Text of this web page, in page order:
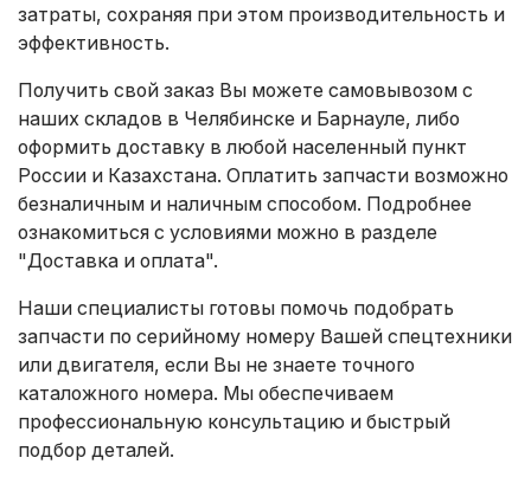
затраты, сохраняя при этом производительность и
эффективность.
Получить свой заказ Вы можете самовывозом с
наших складов в Челябинске и Барнауле, либо
оформить доставку в любой населенный пункт
России и Казахстана. Оплатить запчасти возможно
безналичным и наличным способом. Подробнее
ознакомиться с условиями можно в разделе
"Доставка и оплата".
Наши специалисты готовы помочь подобрать
запчасти по серийному номеру Вашей спецтехники
или двигателя, если Вы не знаете точного
каталожного номера. Мы обеспечиваем
профессиональную консультацию и быстрый
подбор деталей.